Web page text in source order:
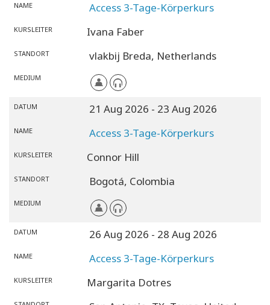
NAME Access 3-Tage-Körperkurs
KURSLEITER Ivana Faber
STANDORT vlakbij Breda, Netherlands
MEDIUM
DATUM 21 Aug 2026 - 23 Aug 2026
NAME Access 3-Tage-Körperkurs
KURSLEITER Connor Hill
STANDORT Bogotá, Colombia
MEDIUM
DATUM 26 Aug 2026 - 28 Aug 2026
NAME Access 3-Tage-Körperkurs
KURSLEITER Margarita Dotres